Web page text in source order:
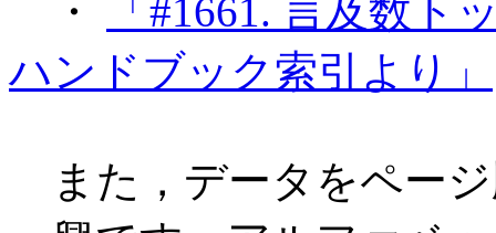
・
「#1661. 言及数
ハンドブック索引より」
また，データをペー